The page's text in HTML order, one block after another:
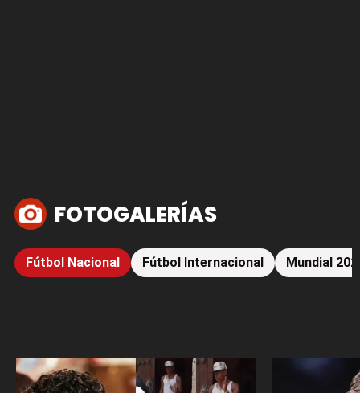
FOTOGALERÍAS
Fútbol Nacional Fútbol Internacional Mundial